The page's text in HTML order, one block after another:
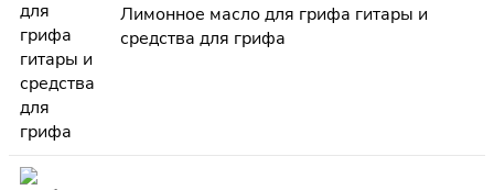
Лимонное масло для грифа гитары и
средства для грифа